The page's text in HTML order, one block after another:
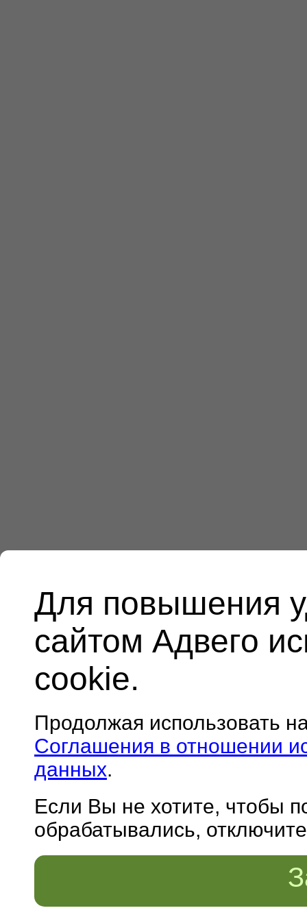
Для повышения
сайтом Адвего
cookie.
Продолжая использовать
Соглашения в отношении
данных.
Если Вы не хотите, чтобы
обрабатывались,